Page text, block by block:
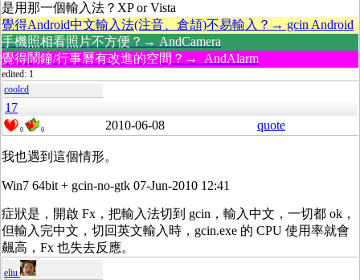
是用那一個輸入法？XP or Vista
覺得Android中文輸入法(注音、倉頡)不易輸入？→ gcin Android
手機照相看照片不方便？→ AndCamera
覺得鬧鐘/行事曆有改進的空間？→ AndAlarm
edited: 1
coolcd
17
0 0 2010-06-08 quote
我也遇到這個情形。
Win7 64bit + gcin-no-gtk 07-Jun-2010 12:41
症狀是，開啟 Fx，把輸入法切到 gcin，輸入中文，一切都 ok，
但輸入完中文，切回英文輸入時，gcin.exe 的 CPU 使用率就會
飆高，Fx 也失去反應。
eliu